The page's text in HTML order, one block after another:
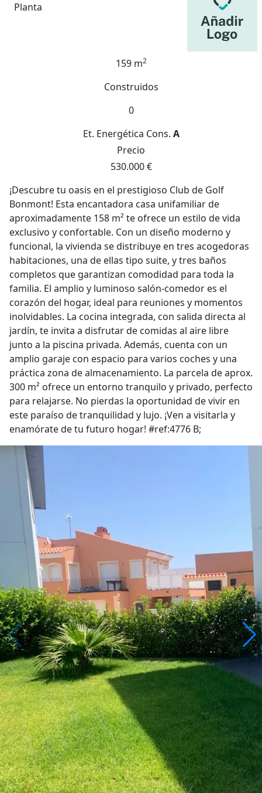
Planta
159 m2
Construidos
0
Et. Energética Cons. A
Precio
530.000 €
¡Descubre tu oasis en el prestigioso Club de Golf
Bonmont! Esta encantadora casa unifamiliar de
aproximadamente 158 m² te ofrece un estilo de vida
exclusivo y confortable. Con un diseño moderno y
funcional, la vivienda se distribuye en tres acogedoras
habitaciones, una de ellas tipo suite, y tres baños
completos que garantizan comodidad para toda la
familia. El amplio y luminoso salón-comedor es el
corazón del hogar, ideal para reuniones y momentos
inolvidables. La cocina integrada, con salida directa al
jardín, te invita a disfrutar de comidas al aire libre
junto a la piscina privada. Además, cuenta con un
amplio garaje con espacio para varios coches y una
práctica zona de almacenamiento. La parcela de aprox.
300 m² ofrece un entorno tranquilo y privado, perfecto
para relajarse. No pierdas la oportunidad de vivir en
este paraíso de tranquilidad y lujo. ¡Ven a visitarla y
enamórate de tu futuro hogar! #ref:4776 B;